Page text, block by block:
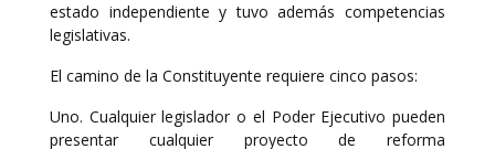
estado independiente y tuvo además competencias
legislativas.
El camino de la Constituyente requiere cinco pasos:
Uno. Cualquier legislador o el Poder Ejecutivo pueden
presentar cualquier proyecto de reforma